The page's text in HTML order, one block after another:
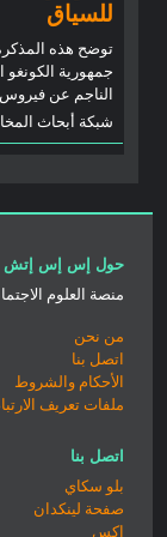
للسياق
توضح هذه
جمهورية الكونغو
الناجم عن فيروس
شبكة أبحاث
حول إس إس إتش
منصة العلوم
من نحن
اتصل بنا
الأحكام والشروط
ملفات تعريف
اتصل بنا
بلو سكاي
صفحة لينكدان
إكس